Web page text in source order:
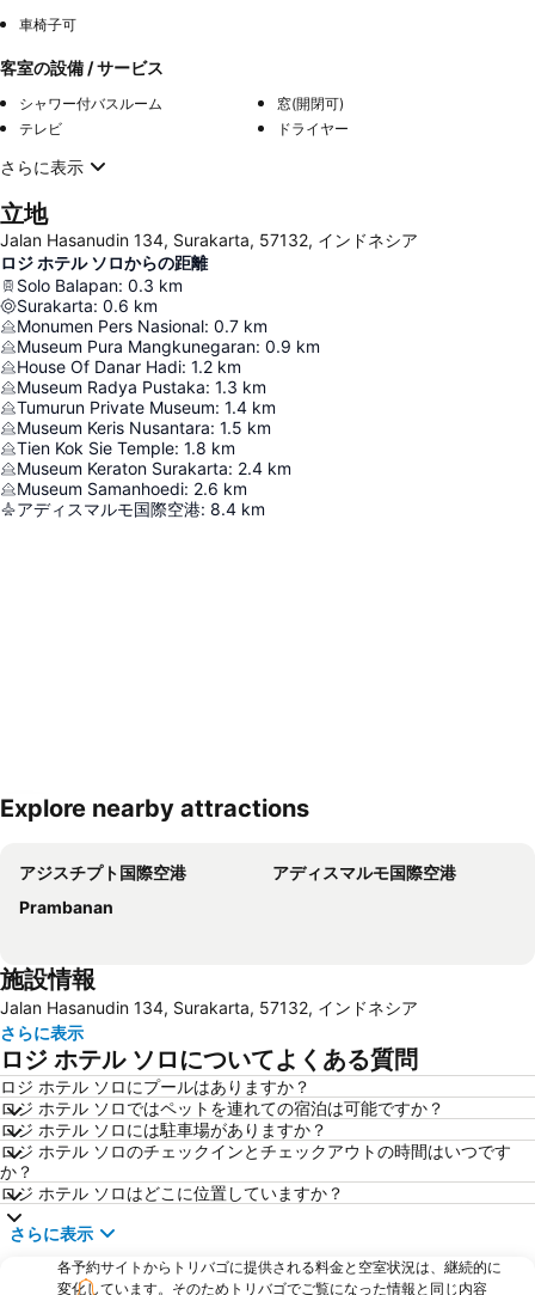
車椅子可
客室の設備 / サービス
シャワー付バスルーム
窓(開閉可)
テレビ
ドライヤー
さらに表示
立地
Jalan Hasanudin 134, Surakarta, 57132, インドネシア
ロジ ホテル ソロからの距離
Solo Balapan: 0.3 km
Surakarta: 0.6 km
Monumen Pers Nasional: 0.7 km
Museum Pura Mangkunegaran: 0.9 km
House Of Danar Hadi: 1.2 km
Museum Radya Pustaka: 1.3 km
Tumurun Private Museum: 1.4 km
Museum Keris Nusantara: 1.5 km
Tien Kok Sie Temple: 1.8 km
Museum Keraton Surakarta: 2.4 km
Museum Samanhoedi: 2.6 km
アディスマルモ国際空港: 8.4 km
Explore nearby attractions
アジスチプト国際空港
アディスマルモ国際空港
Prambanan
施設情報
Jalan Hasanudin 134, Surakarta, 57132, インドネシア
さらに表示
ロジ ホテル ソロについてよくある質問
ロジ ホテル ソロにプールはありますか？
ロジ ホテル ソロではペットを連れての宿泊は可能ですか？
ロジ ホテル ソロには駐車場がありますか？
ロジ ホテル ソロのチェックインとチェックアウトの時間はいつです
か？
ロジ ホテル ソロはどこに位置していますか？
さらに表示
各予約サイトからトリバゴに提供される料金と空室状況は、継続的に
変化しています。そのためトリバゴでご覧になった情報と同じ内容